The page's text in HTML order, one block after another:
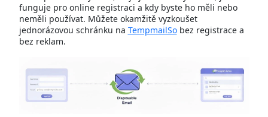
funguje pro online registraci a kdy byste ho měli nebo
neměli používat. Můžete okamžitě vyzkoušet
jednorázovou schránku na TempmailSobez registrace a
bez reklam.